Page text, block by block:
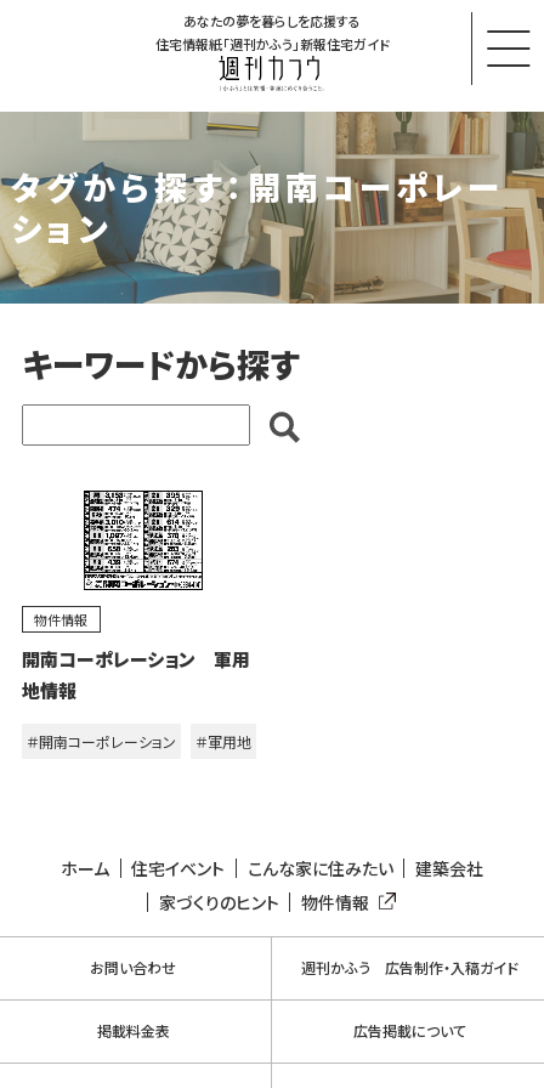
あなたの夢を暮らしを応援する
住宅情報紙「週刊かふう」新報住宅ガイド
タグから探す：開南コーポレー
ション
キーワードから探す
物件情報
開南コーポレーション 軍用
地情報
＃開南コーポレーション ＃軍用地
ホーム 住宅イベント こんな家に住みたい
建築会社
家づくりのヒント
物件情報
お問い合わせ 週刊かふう 広告制作・入稿ガイド
掲載料金表 広告掲載について